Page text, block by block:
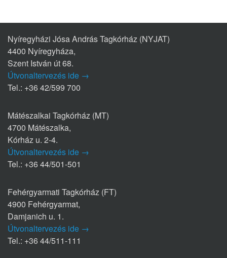
Nyíregyházi Jósa András Tagkórház (NYJAT)
4400 Nyíregyháza,
Szent István út 68.
Útvonaltervezés ide →
Tel.: +36 42/599 700
Mátészalkai Tagkórház (MT)
4700 Mátészalka,
Kórház u. 2-4.
Útvonaltervezés ide →
Tel.: +36 44/501-501
Fehérgyarmati Tagkórház (FT)
4900 Fehérgyarmat,
Damjanich u. 1.
Útvonaltervezés ide →
Tel.: +36 44/511-111